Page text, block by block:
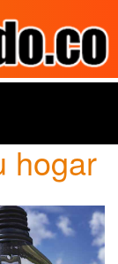
hogar